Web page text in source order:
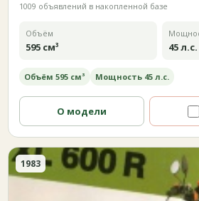
1009 объявлений в накопленной базе
Объём
595 см³ 45 л.с.
Объём 595 см³ Мощность 45 л.с.
О модели
1983